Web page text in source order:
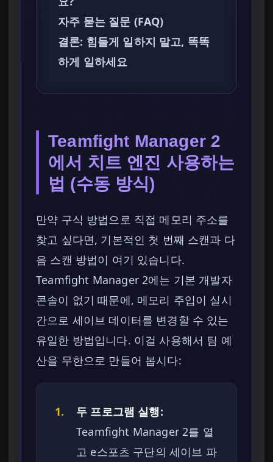
자주 묻는 질문 (FAQ)
결론: 힘들게 일하지 말고, 똑똑
하게 일하세요
Teamfight Manager 2
에서 치트 엔진 사용하는
법 (수동 방식)
만약 구식 방법으로 직접 메모리 주소를
찾고 싶다면, 기본적인 첫 번째 스캔과 다
음 스캔 방법이 여기 있습니다.
Teamfight Manager 2에는 기본 개발자
콘솔이 없기 때문에, 메모리 주입이 실시
간으로 세이브 데이터를 변경할 수 있는
유일한 방법입니다. 이걸 사용해서 팀 예
산을 무한으로 만들어 봅시다:
1.
두 프로그램 실행:
Teamfight Manager 2를 열
고 e스포츠 구단의 세이브 파